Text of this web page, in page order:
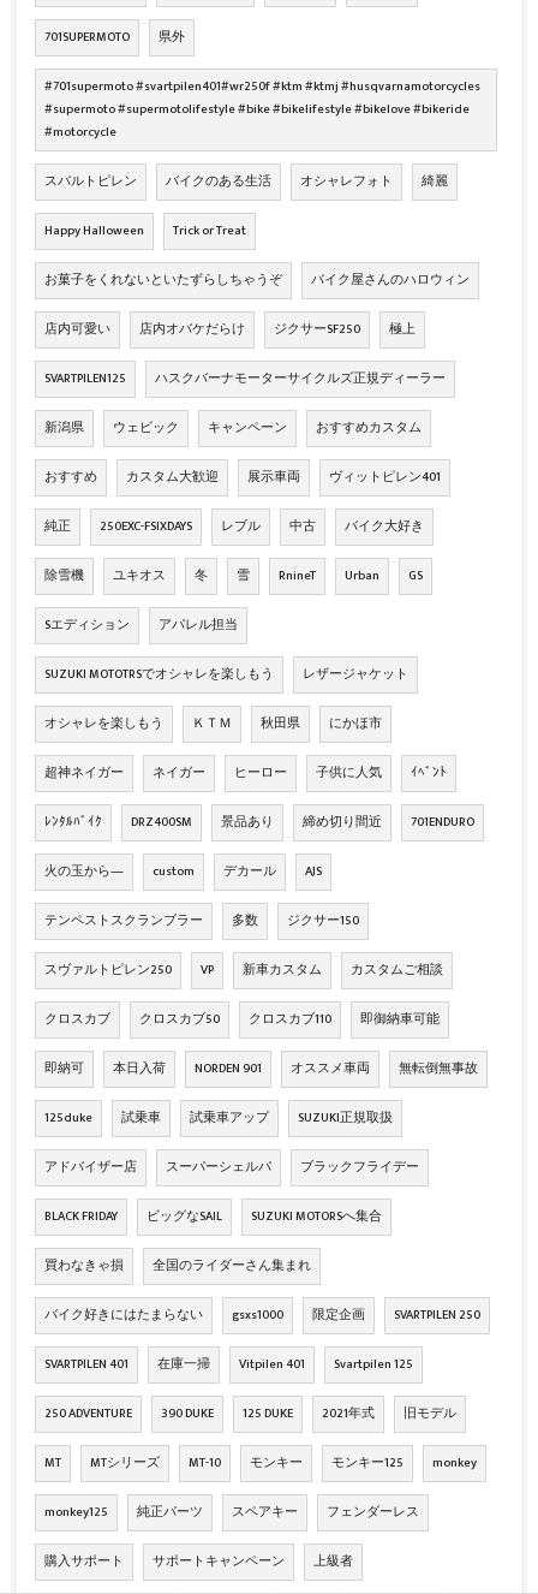
701SUPERMOTO 県外
#701supermoto #svartpilen401#wr250f #ktm #ktmj #husqvarnamotorcycles
#supermoto #supermotolifestyle #bike #bikelifestyle #bikelove #bikeride
#motorcycle
スバルトピレン バイクのある生活 オシャレフォト 綺麗
Happy Halloween Trick or Treat
お菓子をくれないといたずらしちゃうぞ バイク屋さんのハロウィン
店内可愛い 店内オバケだらけ ジクサーSF250 極上
SVARTPILEN125 ハスクバーナモーターサイクルズ正規ディーラー
新潟県 ウェビック キャンペーン おすすめカスタム
おすすめ カスタム大歓迎 展示車両 ヴィットピレン401
純正 250EXC-FSIXDAYS レブル 中古 バイク大好き
除雪機 ユキオス 冬 雪 RnineT Urban GS
Sエディション アパレル担当
SUZUKI MOTOTRSでオシャレを楽しもう レザージャケット
オシャレを楽しもう ＫＴＭ 秋田県 にかほ市
超神ネイガー ネイガー ヒーロー 子供に人気 ｲﾍﾞﾝﾄ
ﾚﾝﾀﾙﾊﾞｲｸ DRZ400SM 景品あり 締め切り間近 701ENDURO
火の玉から― custom デカール AJS
テンペストスクランブラー 多数 ジクサー150
スヴァルトピレン250 VP 新車カスタム カスタムご相談
クロスカブ クロスカブ50 クロスカブ110 即御納車可能
即納可 本日入荷 NORDEN 901 オススメ車両 無転倒無事故
125duke 試乗車 試乗車アップ SUZUKI正規取扱
アドバイザー店 スーパーシェルパ ブラックフライデー
BLACK FRIDAY ビッグなSAIL SUZUKI MOTORSへ集合
買わなきゃ損 全国のライダーさん集まれ
バイク好きにはたまらない gsxs1000 限定企画 SVARTPILEN 250
SVARTPILEN 401 在庫一掃 Vitpilen 401 Svartpilen 125
250 ADVENTURE 390 DUKE 125 DUKE 2021年式 旧モデル
MT MTシリーズ MT-10 モンキー モンキー125 monkey
monkey125 純正パーツ スペアキー フェンダーレス
購入サポート サポートキャンペーン 上級者